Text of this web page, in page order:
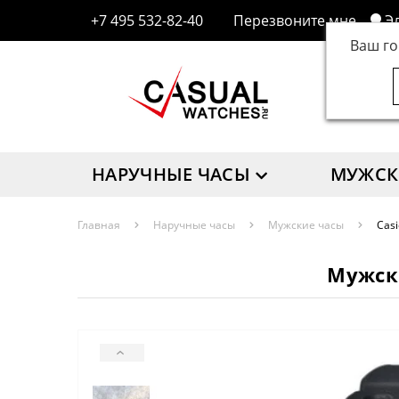
+7 495 532-82-40 Перезвоните мне
Ваш
НАРУЧНЫЕ ЧАСЫ
Главная Наручные часы Мужские часы
‹